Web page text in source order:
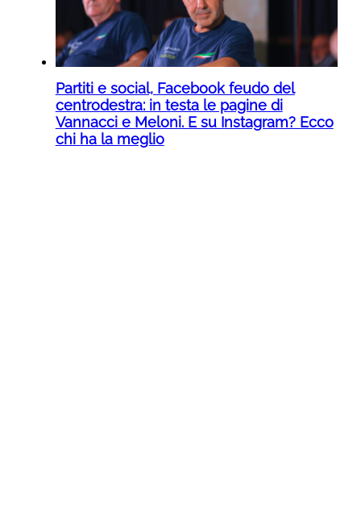
Partiti e social, Facebook feudo del
centrodestra: in testa le pagine di
Vannacci e Meloni. E su Instagram? Ecco
chi ha la meglio